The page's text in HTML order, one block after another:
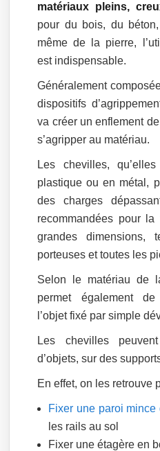
matériaux pleins,
pour du bois, du
même de la pierre,
est indispensable.
Généralement
dispositifs
va créer un enflement
s’agripper au matériau.
Les chevilles,
plastique ou en métal,
des charges
recommandées pour la
grandes dimensions,
porteuses et toutes les
Selon le matériau de
permet également de
l’objet fixé par simple
Les chevilles
d’objets, sur des
En effet, on les retrouve
Fixer une paroi
les rails au sol
Fixer une étagère en